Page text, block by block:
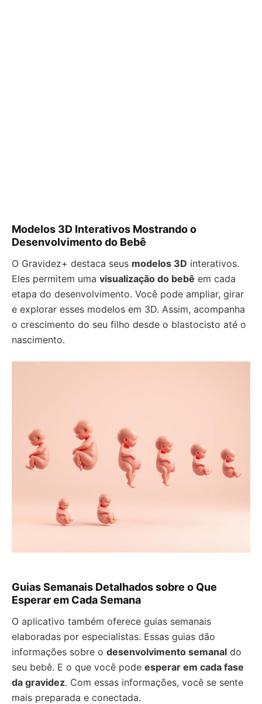
Modelos 3D Interativos Mostrando o
Desenvolvimento do Bebê
O Gravidez+ destaca seus modelos 3D interativos.
Eles permitem uma visualização do bebê em cada
etapa do desenvolvimento. Você pode ampliar, girar
e explorar esses modelos em 3D. Assim, acompanha
o crescimento do seu filho desde o blastocisto até o
nascimento.
Guias Semanais Detalhados sobre o Que
Esperar em Cada Semana
O aplicativo também oferece guias semanais
elaboradas por especialistas. Essas guias dão
informações sobre o desenvolvimento semanal do
seu bebê. E o que você pode esperar em cada fase
da gravidez. Com essas informações, você se sente
mais preparada e conectada.